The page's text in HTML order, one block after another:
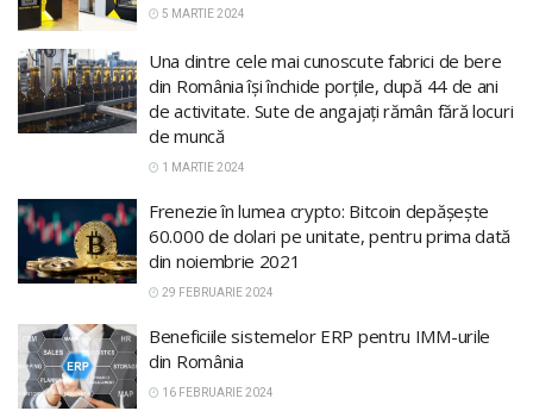
5 MARTIE 2024
Una dintre cele mai cunoscute fabrici de bere
din România își închide porțile, după 44 de ani
de activitate. Sute de angajați rămân fără locuri
de muncă
1 MARTIE 2024
Frenezie în lumea crypto: Bitcoin depăşeşte
60.000 de dolari pe unitate, pentru prima dată
din noiembrie 2021
29 FEBRUARIE 2024
Beneficiile sistemelor ERP pentru IMM-urile
din România
16 FEBRUARIE 2024